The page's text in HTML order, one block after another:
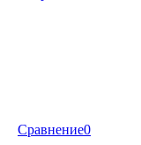
Сравнение0